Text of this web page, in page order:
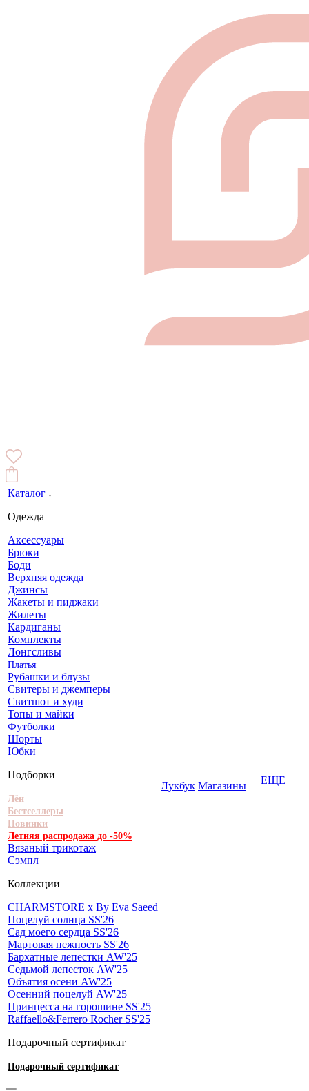
Каталог
Одежда
Аксессуары
Брюки
Боди
Верхняя одежда
Джинсы
Жакеты и пиджаки
Жилеты
Кардиганы
Комплекты
Лонгсливы
Платья
Рубашки и блузы
Свитеры и джемперы
Свитшот и худи
Топы и майки
Футболки
Шорты
Юбки
Подборки
Лён
Бестселлеры
Новинки
Летняя распродажа до -50%
Вязаный трикотаж
Сэмпл
Коллекции
CHARMSTORE х By Eva Saeed
Поцелуй солнца SS'26
Сад моего сердца SS'26
Мартовая нежность SS'26
Бархатные лепестки AW'25
Седьмой лепесток AW'25
Объятия осени AW'25
Осенний поцелуй AW'25
Принцесса на горошине SS'25
Raffaello&Ferrero Rocher SS'25
Подарочный сертификат
Подарочный сертификат
Лукбук Магазины + ЕЩЕ